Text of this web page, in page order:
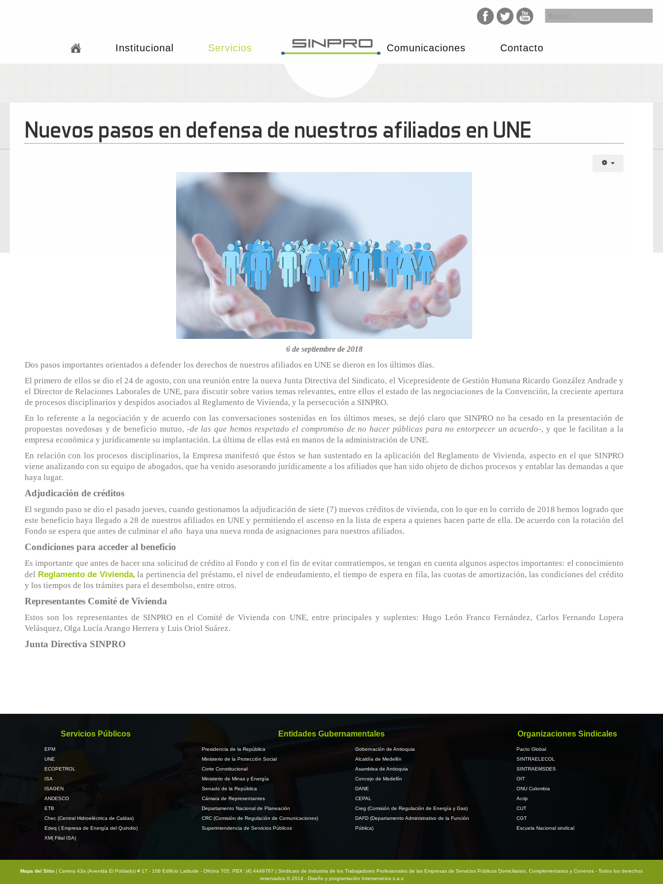
Institucional Servicios Comunicaciones Contacto
Nuevos pasos en defensa de nuestros afiliados en UNE
6 de septiembre de 2018
Dos pasos importantes orientados a defender los derechos de nuestros afiliados en UNE se dieron en los últimos días.
El primero de ellos se dio el 24 de agosto, con una reunión entre la nueva Junta Directiva del Sindicato, el Vicepresidente de Gestión Humana Ricardo González Andrade y
el Director de Relaciones Laborales de UNE, para discutir sobre varios temas relevantes, entre ellos el estado de las negociaciones de la Convención, la creciente apertura
de procesos disciplinarios y despidos asociados al Reglamento de Vivienda, y la persecución a SINPRO.
En lo referente a la negociación y de acuerdo con las conversaciones sostenidas en los últimos meses, se dejó claro que SINPRO no ha cesado en la presentación de
propuestas novedosas y de beneficio mutuo, -de las que hemos respetado el compromiso de no hacer públicas para no entorpecer un acuerdo-, y que le facilitan a la
empresa económica y jurídicamente su implantación. La última de ellas está en manos de la administración de UNE.
En relación con los procesos disciplinarios, la Empresa manifestó que éstos se han sustentado en la aplicación del Reglamento de Vivienda, aspecto en el que SINPRO
viene analizando con su equipo de abogados, que ha venido asesorando jurídicamente a los afiliados que han sido objeto de dichos procesos y entablar las demandas a que
haya lugar.
Adjudicación de créditos
El segundo paso se dio el pasado jueves, cuando gestionamos la adjudicación de siete (7) nuevos créditos de vivienda, con lo que en lo corrido de 2018 hemos logrado que
este beneficio haya llegado a 28 de nuestros afiliados en UNE y permitiendo el ascenso en la lista de espera a quienes hacen parte de ella. De acuerdo con la rotación del
Fondo se espera que antes de culminar el año haya una nueva ronda de asignaciones para nuestros afiliados.
Condiciones para acceder al beneficio
Es importante que antes de hacer una solicitud de crédito al Fondo y con el fin de evitar contratiempos, se tengan en cuenta algunos aspectos importantes: el conocimiento
del Reglamento de Vivienda, la pertinencia del préstamo, el nivel de endeudamiento, el tiempo de espera en fila, las cuotas de amortización, las condiciones del crédito
y los tiempos de los trámites para el desembolso, entre otros.
Representantes Comité de Vivienda
Estos son los representantes de SINPRO en el Comité de Vivienda con UNE, entre principales y suplentes: Hugo León Franco Fernández, Carlos Fernando Lopera
Velásquez, Olga Lucía Arango Herrera y Luis Oriol Suárez.
Junta Directiva SINPRO
Servicios Públicos
EPM
UNE
ECOPETROL
ISA
ISAGEN
ANDESCO
ETB
Chec (Central Hidroeléctrica de Caldas)
Edeq ( Empresa de Energía del Quindio)
XM( Filial ISA)
Entidades Gubernamentales
Presidencia de la República
Ministerio de la Protección Social
Corte Constitucional
Ministerio de Minas y Energía
Senado de la República
Cámara de Representantes
Departamento Nacional de Planeación
CRC (Comisión de Regulación de Comunicaciones)
Superintendencia de Servicios Públicos
Gobernación de Antioquia
Alcaldía de Medellín
Asamblea de Antioquia
Concejo de Medellín
DANE
CEPAL
Creg (Comisión de Regulación de Energía y Gas)
DAFD (Departamento Administrativo de la Función
Pública)
Organizaciones Sindicales
Pacto Global
SINTRAELECOL
SINTRAEMSDES
OIT
ONU Colombia
Acrip
CUT
CGT
Escuela Nacional sindical
Mapa del Sitio | Carrera 43a (Avenida El Poblado) # 17 - 106 Edificio Latitude - Oficina 705. PBX: (4) 4449767 | Sindicato de Industria de los Trabajadores Profesionales de las Empresas de Servicios Públicos Domiciliarios, Complementarios y Conexos - Todos los derechos
reservados © 2014 - Diseño y programación Interservicios s.a.s